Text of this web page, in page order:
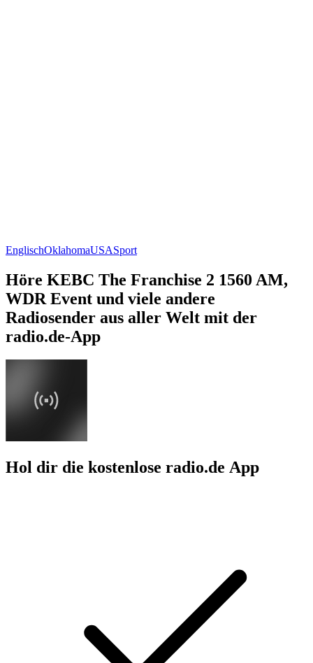
EnglischOklahomaUSASport
Höre KEBC The Franchise 2 1560 AM,
WDR Event und viele andere
Radiosender aus aller Welt mit der
radio.de-App
Hol dir die kostenlose radio.de App